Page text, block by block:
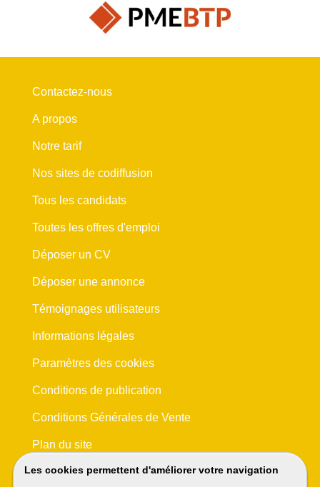
Les cookies permettent d'améliorer votre navigation
Contactez-nous
A propos
Notre tarif
Nos sites de codiffusion
Tous les candidats
Toutes les offres d'emploi
Déposer un CV
Déposer une annonce
Témoignages utilisateurs
Informations légales
Paramètres des cookies
Conditions de publication
Conditions Générales de Vente
Plan du site